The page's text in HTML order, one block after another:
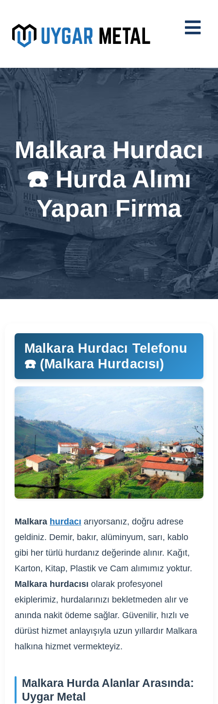
Malkara Hurdacı
☎️ Hurda Alımı
Yapan Firma
Malkara Hurdacı Telefonu
☎️ (Malkara Hurdacısı)
Malkara hurdacı arıyorsanız, doğru adrese
geldiniz. Demir, bakır, alüminyum, sarı, kablo
gibi her türlü hurdanız değerinde alınır. Kağıt,
Karton, Kitap, Plastik ve Cam alımımız yoktur.
Malkara hurdacısı olarak profesyonel
ekiplerimiz, hurdalarınızı bekletmeden alır ve
anında nakit ödeme sağlar. Güvenilir, hızlı ve
dürüst hizmet anlayışıyla uzun yıllardır Malkara
halkına hizmet vermekteyiz.
Malkara Hurda Alanlar Arasında:
Uygar Metal